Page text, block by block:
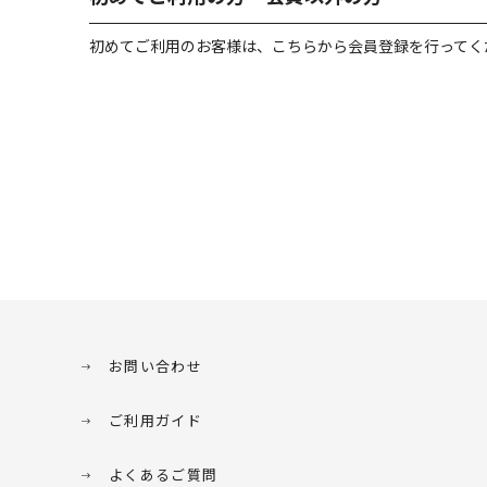
初めてご利用のお客様は、こちらから会員登録を行って
お問い合わせ
ご利用ガイド
よくあるご質問